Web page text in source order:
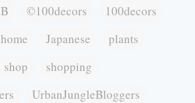
©100decors
100decors
home Japanese
plants
shop
shopping
UrbanJungleBloggers